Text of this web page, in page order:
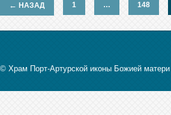
← НАЗАД 1 … 148
© Храм Порт-Артурской иконы Божией матери